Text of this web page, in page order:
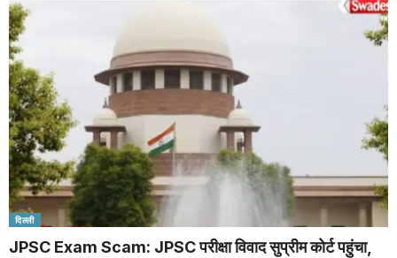
दिल्ली
JPSC Exam Scam: JPSC परीक्षा विवाद सुप्रीम कोर्ट पहुंचा,